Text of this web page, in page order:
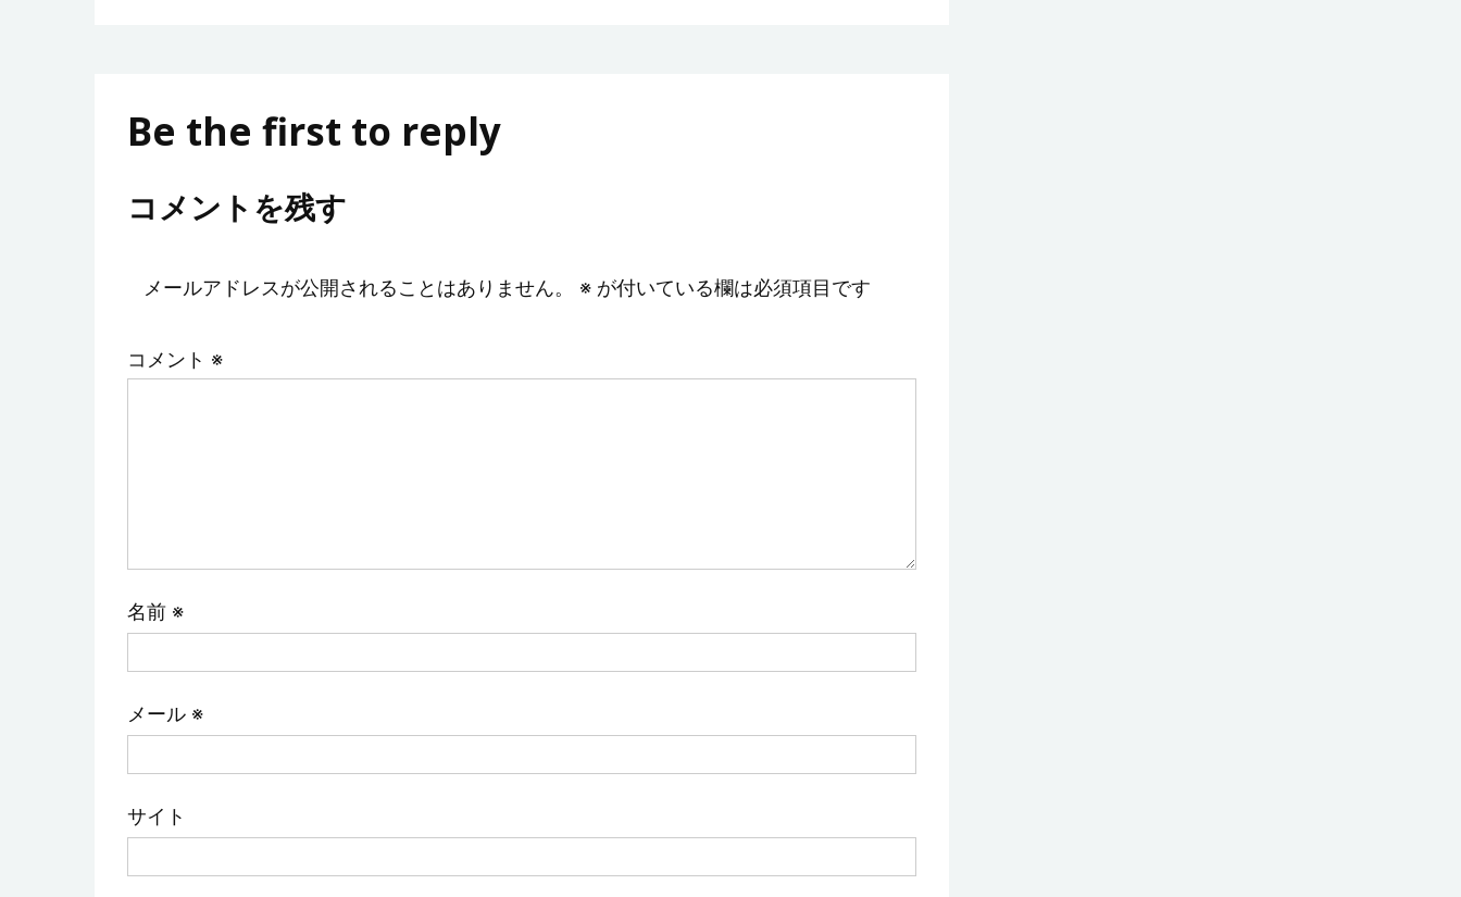
Be the first to reply
コメントを残す
メールアドレスが公開されることはありません。 ※ が付いている欄は必須項目です
コメント ※
名前 ※
メール ※
サイト